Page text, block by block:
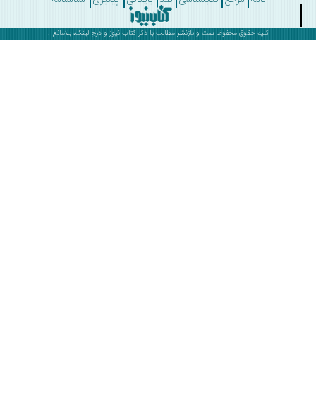
کلیه حقوق محفوظ است و بازنشر مطالب با ذکرکتاب نیوز و درج لینک، بلامانع .